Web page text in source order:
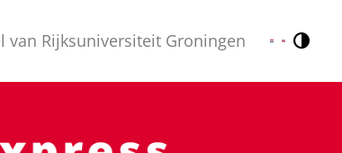
van Rijksuniversiteit Groningen Nederlands
English